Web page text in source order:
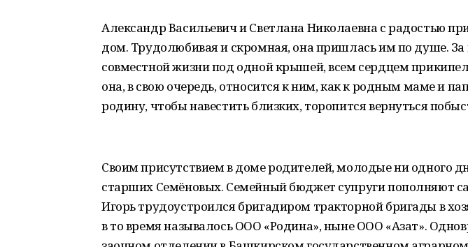
Александр Васильевич и Светлана Николаевна с радостью
дом. Трудолюбивая и скромная, она пришлась им по душе. За
совместной жизни под одной крышей, всем сердцем
она, в свою очередь, относится к ним, как к родным маме и
родину, чтобы навестить близких, торопится вернуться
Своим присутствием в доме родителей, молодые ни одного
старших Семёновых. Семейный бюджет супруги пополняют
Игорь трудоустроился бригадиром тракторной бригады в
в то время называлось ООО «Родина», ныне ООО «Азат».